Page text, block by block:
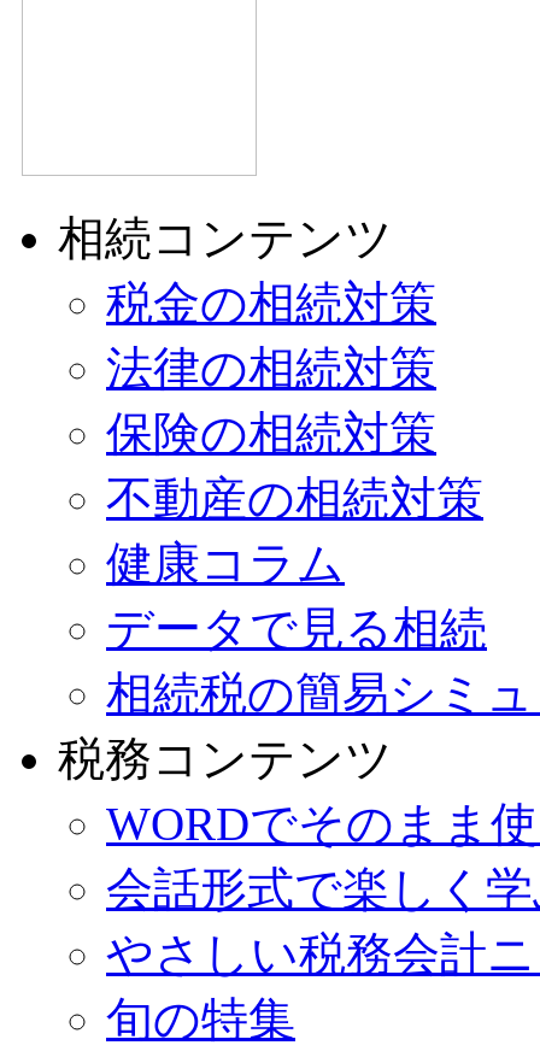
相続コンテンツ
税金の相続対策
法律の相続対策
保険の相続対策
不動産の相続対策
健康コラム
データで見る相続
相続税の簡易シミ
税務コンテンツ
WORDでそのまま
会話形式で楽しく
やさしい税務会計
旬の特集